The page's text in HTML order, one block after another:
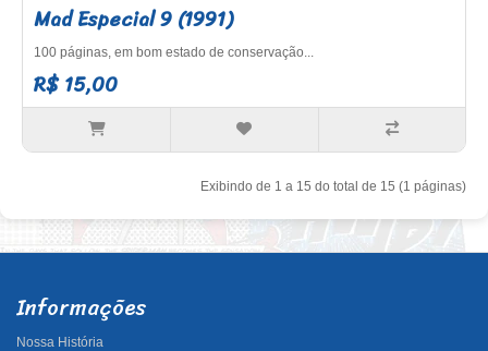
Mad Especial 9 (1991)
100 páginas, em bom estado de conservação...
R$ 15,00
Exibindo de 1 a 15 do total de 15 (1 páginas)
Informações
Nossa História